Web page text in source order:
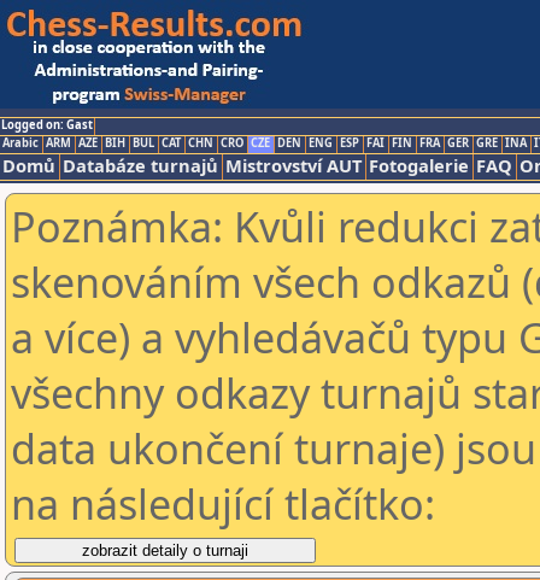
Logged on: Gast
Arabic ARM AZE BIH BUL CAT CHN CRO CZE DEN ENG ESP FAI FIN FRA GER GRE INA
Domů Databáze turnajů Mistrovství AUT Fotogalerie FAQ
Poznámka: Kvůli redukci
skenováním všech odkazů
a více) a vyhledávačů typu
všechny odkazy turnajů
data ukončení turnaje)
na následující tlačítko: